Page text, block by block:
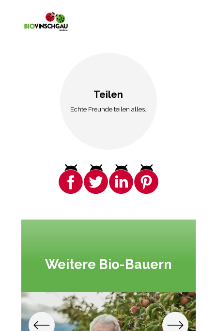
Teilen
Echte Freunde teilen alles.
Weitere Bio-Bauern